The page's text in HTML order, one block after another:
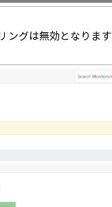
ングは無効となります